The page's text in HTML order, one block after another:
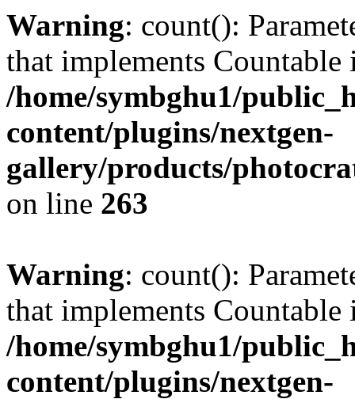
Warning: count():
that implements Countable
/home/symbghu1/
content/plugins/nextgen-
gallery/products/
on line 263
Warning: count():
that implements Countable
/home/symbghu1/
content/plugins/nextgen-